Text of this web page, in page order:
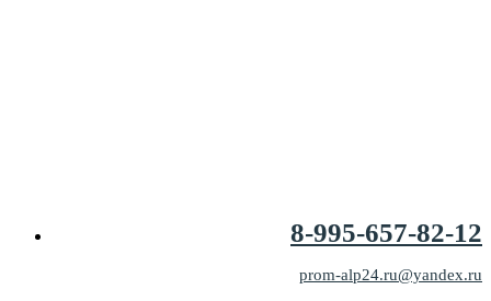
8-995-657-82-12
prom-alp24.ru@yandex.ru